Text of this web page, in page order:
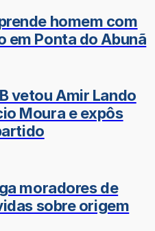
homem com
em Ponta do Abunã
vetou Amir Lando
Moura e expôs
moradores de
sobre origem